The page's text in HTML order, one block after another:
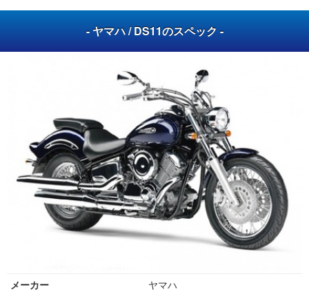
- ヤマハ / DS11のスペック -
メーカー ヤマハ